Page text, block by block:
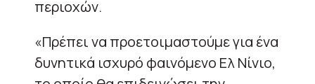
περιοχών.
«Πρέπει να προετοιμαστούμε για ένα
δυνητικά ισχυρό φαινόμενο Ελ Νίνιο,